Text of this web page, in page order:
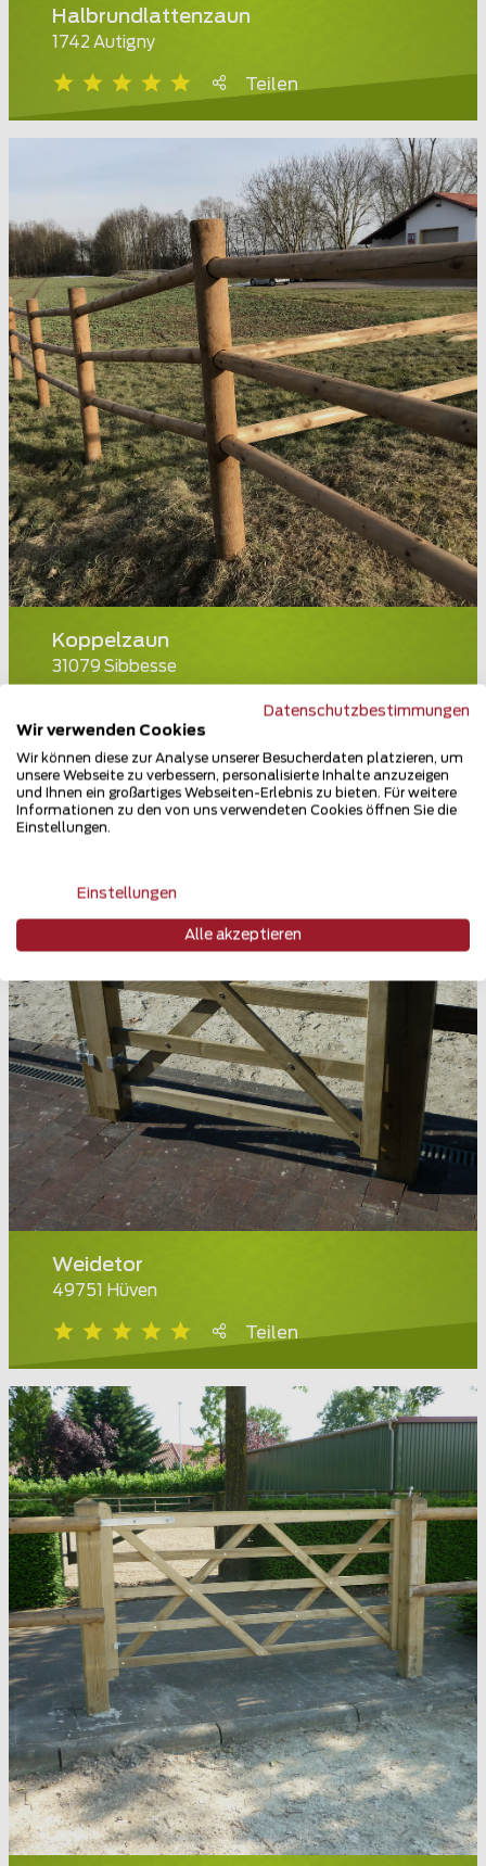
Halbrundlattenzaun
1742 Autigny
Teilen
Koppelzaun
31079 Sibbesse
Teilen
Weidetor
49751 Hüven
Teilen
Datenschutzbestimmungen
Wir verwenden Cookies
Wir können diese zur Analyse unserer Besucherdaten platzieren, um
unsere Webseite zu verbessern, personalisierte Inhalte anzuzeigen
und Ihnen ein großartiges Webseiten-Erlebnis zu bieten. Für weitere
Informationen zu den von uns verwendeten Cookies öffnen Sie die
Einstellungen.
Einstellungen
Alle akzeptieren